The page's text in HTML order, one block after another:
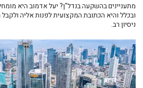
מתעניינים בהשקעה בנדל"ן? יעל אדמוב היא
ובכלל והיא הכתובת המקצועית לפנות אליה ולקבל
ניסיון רב.